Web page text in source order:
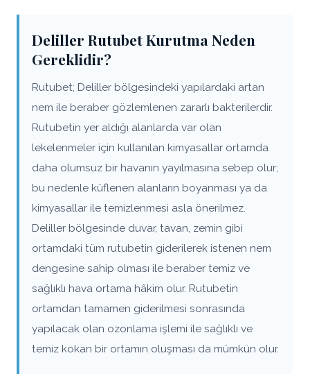
Deliller Rutubet Kurutma Neden
Gereklidir?
Rutubet; Deliller bölgesindeki yapılardaki artan
nem ile beraber gözlemlenen zararlı bakterilerdir.
Rutubetin yer aldığı alanlarda var olan
lekelenmeler için kullanılan kimyasallar ortamda
daha olumsuz bir havanın yayılmasına sebep olur;
bu nedenle küflenen alanların boyanması ya da
kimyasallar ile temizlenmesi asla önerilmez.
Deliller bölgesinde duvar, tavan, zemin gibi
ortamdaki tüm rutubetin giderilerek istenen nem
dengesine sahip olması ile beraber temiz ve
sağlıklı hava ortama hâkim olur. Rutubetin
ortamdan tamamen giderilmesi sonrasında
yapılacak olan ozonlama işlemi ile sağlıklı ve
temiz kokan bir ortamın oluşması da mümkün olur.